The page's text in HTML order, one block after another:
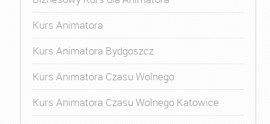
Kurs Animatora
Kurs Animatora Bydgoszcz
Kurs Animatora Czasu Wolnego
Kurs Animatora Czasu Wolnego Katowice